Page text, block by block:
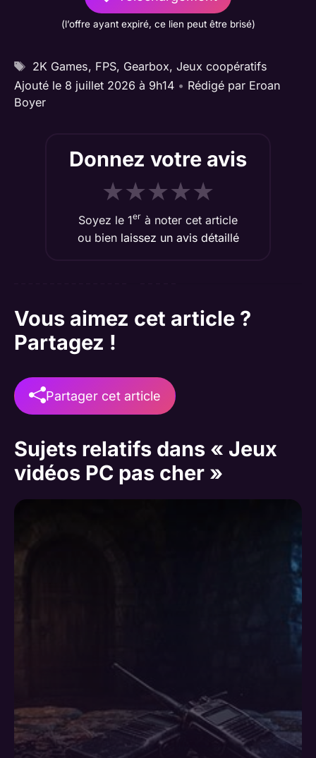
(l’offre ayant expiré, ce lien peut être brisé)
Étiquettes
2K Games, FPS, Gearbox, Jeux coopératifs
Ajouté le 8 juillet 2026 à 9h14 • Rédigé par Eroan
Boyer
Donnez votre avis
★★★★★
Soyez le 1er à noter cet article
ou bien laissez un avis détaillé
Vous aimez cet article ?
Partagez !
Partager cet article
Sujets relatifs dans « Jeux
vidéos PC pas cher »